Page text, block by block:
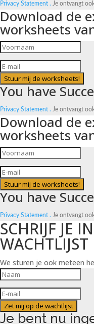
Privacy Statement . Je ontvangt
Download de
worksheets
Stuur mij de worksheets!
You have
Privacy Statement . Je ontvangt
Download de
worksheets
Stuur mij de worksheets!
You have
Privacy Statement . Je ontvangt
SCHRIJF JE
WACHTLIJST
We sturen je ook meteen
Zet mij op de wachtlijst
Je bent nu